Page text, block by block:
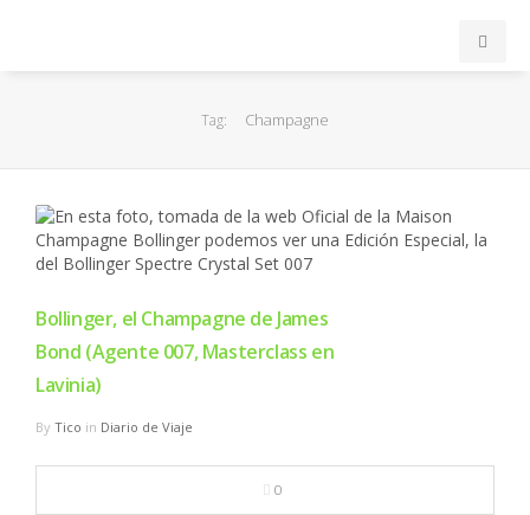
EuroLeague
FIBA
Tag: Champagne
Bollinger, el Champagne de James
Bond (Agente 007, Masterclass en
Lavinia)
By Tico in Diario de Viaje
0